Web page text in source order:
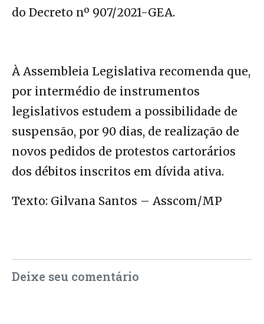
do Decreto nº 907/2021-GEA.
À Assembleia Legislativa recomenda que,
por intermédio de instrumentos
legislativos estudem a possibilidade de
suspensão, por 90 dias, de realização de
novos pedidos de protestos cartorários
dos débitos inscritos em dívida ativa.
Texto: Gilvana Santos – Asscom/MP
Deixe seu comentário